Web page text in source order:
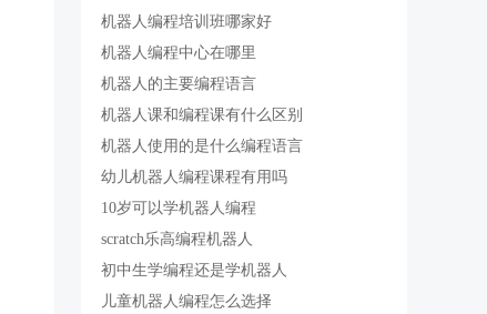
机器人编程培训班哪家好
机器人编程中心在哪里
机器人的主要编程语言
机器人课和编程课有什么区别
机器人使用的是什么编程语言
幼儿机器人编程课程有用吗
10岁可以学机器人编程
scratch乐高编程机器人
初中生学编程还是学机器人
儿童机器人编程怎么选择